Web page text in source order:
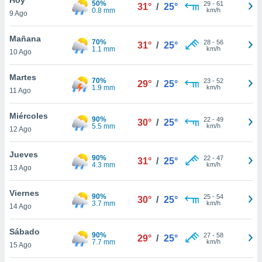
y
en
más
de
9 Ago
50%
0.8 mm
31° / 25° 29- 61
km/h
Mañana
10 Ago
70%
1.1 mm
31° / 25° 28- 56
km/h
Martes
11 Ago
70%
1.9 mm
29° / 25° 23- 52
km/h
Miércoles
12 Ago
90%
5.5 mm
30° / 25° 22- 49
km/h
Jueves
13 Ago
90%
4.3 mm
31° / 25° 22- 47
km/h
Viernes
14 Ago
90%
3.7 mm
30° / 25° 25- 54
km/h
Sábado
15 Ago
90%
7.7 mm
29° / 25° 27- 58
km/h